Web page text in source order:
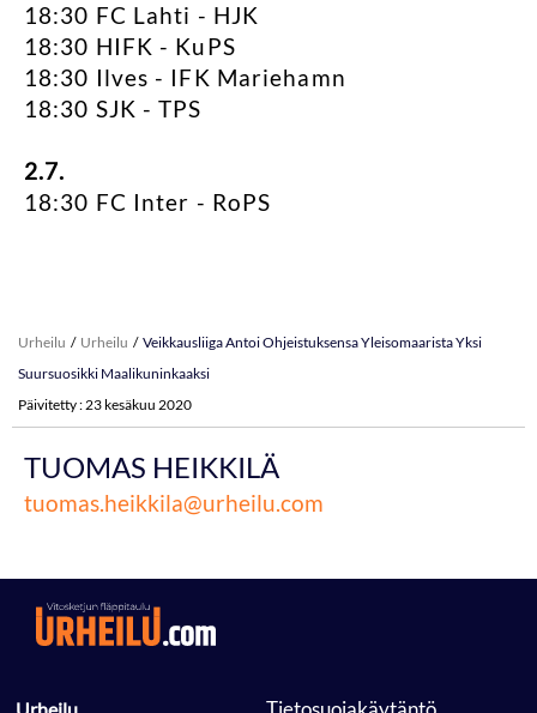
18:30 FC Lahti - HJK
18:30 HIFK - KuPS
18:30 Ilves - IFK Mariehamn
18:30 SJK - TPS
2.7.
18:30 FC Inter - RoPS
Urheilu Urheilu
Veikkausliiga Antoi Ohjeistuksensa Yleisomaarista Yksi
Suursuosikki Maalikuninkaaksi
Päivitetty : 23 kesäkuu 2020
TUOMAS HEIKKILÄ
tuomas.heikkila@urheilu.com